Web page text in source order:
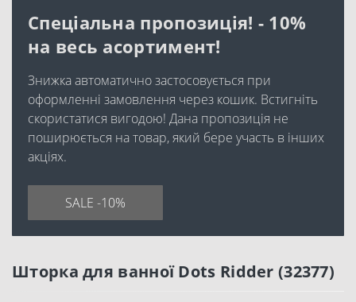
Спеціальна пропозиція! - 10%
на весь асортимент!
Знижка автоматично застосовується при
оформленні замовлення через кошик. Встигніть
скористатися вигодою! Дана пропозиція не
поширюється на товар, який бере участь в інших
акціях.
SALE -10%
Шторка для ванної Dots Ridder (32377)